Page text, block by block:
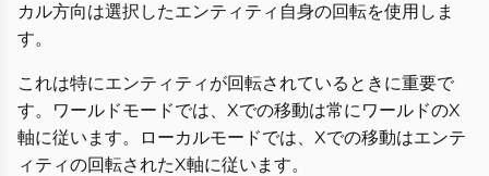
カル方向は選択したエンティティ自身の回転を使用しま
す。
これは特にエンティティが回転されているときに重要で
す。ワールドモードでは、Xでの移動は常にワールドのX
軸に従います。ローカルモードでは、Xでの移動はエンテ
ィティの回転されたX軸に従います。